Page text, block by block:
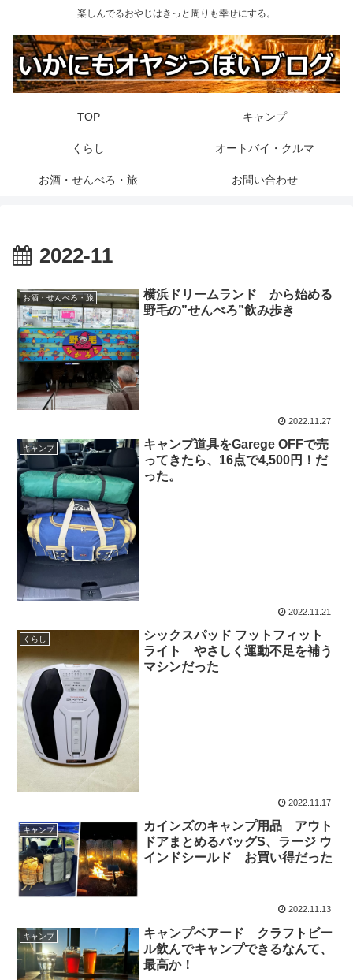
楽しんでるおやじはきっと周りも幸せにする。
TOP キャンプ
くらし オートバイ・クルマ
お酒・せんべろ・旅 お問い合わせ
2022-11
お酒・せんべろ・旅
横浜ドリームランド から始める
野毛の”せんべろ”飲み歩き
2022.11.27
キャンプ
キャンプ道具をGarege OFFで売
ってきたら、16点で4,500円！だ
った。
2022.11.21
くらし
シックスパッド フットフィット
ライト やさしく運動不足を補う
マシンだった
2022.11.17
キャンプ
カインズのキャンプ用品 アウト
ドアまとめるバッグS、ラージ ウ
インドシールド お買い得だった
2022.11.13
キャンプ
キャンプベアード クラフトビー
ル飲んでキャンプできるなんて、
最高か！